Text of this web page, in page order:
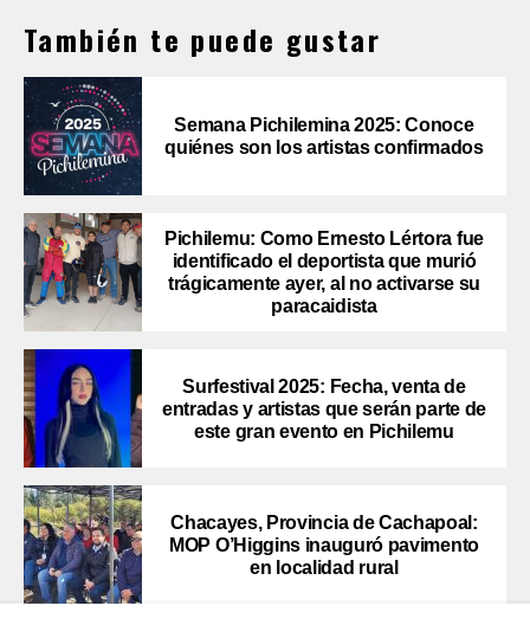
También te puede gustar
Semana Pichilemina 2025: Conoce
quiénes son los artistas confirmados
Pichilemu: Como Ernesto Lértora fue
identificado el deportista que murió
trágicamente ayer, al no activarse su
paracaidista
Surfestival 2025: Fecha, venta de
entradas y artistas que serán parte de
este gran evento en Pichilemu
Chacayes, Provincia de Cachapoal:
MOP O’Higgins inauguró pavimento
en localidad rural